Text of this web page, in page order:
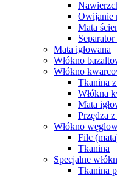
Owijanie
Mata
Mata igłowana
Włókno
Włókno
Tkanina
Włókna
Mata
Przędza
Włókno
Filc
Tkanina
Specjalne
Tkanina